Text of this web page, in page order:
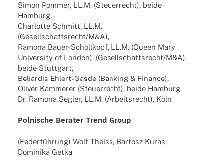
Simon Pommer, LL.M. (Steu­er­recht), beide
Hamburg,
Char­lotte Schmitt, LL.M.
(Gesellschaftsrecht/M&A),
Ramona Bauer-Schöl­l­­kopf, LL.M. (Queen Mary
Univer­sity of London), (Gesellschaftsrecht/M&A),
beide Stuttgart,
Beli­ar­dis Ehlert-Gasde (Banking & Finance),
Oliver Kamme­rer (Steu­er­recht), beide Hamburg,
Dr. Ramona Segler, LL.M. (Arbeits­recht), Köln
Polni­sche Bera­ter Trend Group
(Feder­füh­rung) Wolf Theiss, Bartosz Kuras,
Domi­nika Getka